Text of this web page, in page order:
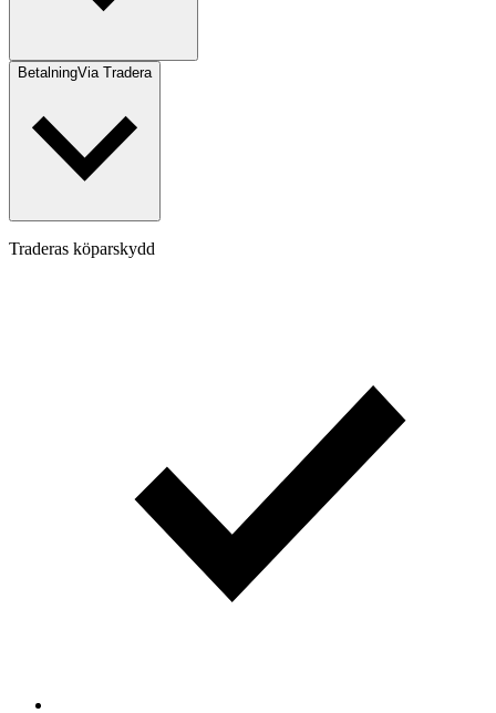
BetalningVia Tradera
Traderas köparskydd